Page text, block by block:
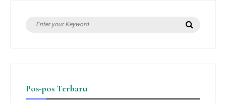
Search
Pos-pos Terbaru